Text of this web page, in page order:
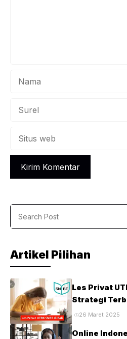
Artikel Pilihan
Les Privat
Strategi
Ujian PTN
26 Maret 2025
Online